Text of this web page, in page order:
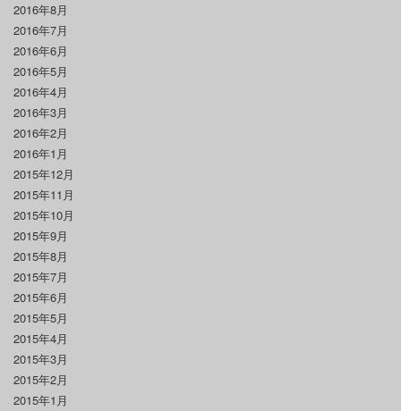
2016年8月
2016年7月
2016年6月
2016年5月
2016年4月
2016年3月
2016年2月
2016年1月
2015年12月
2015年11月
2015年10月
2015年9月
2015年8月
2015年7月
2015年6月
2015年5月
2015年4月
2015年3月
2015年2月
2015年1月